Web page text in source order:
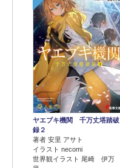
ヤエブキ機関 千万丈塔踏破
録２
著者 安里 アサト
イラスト necomi
世界観イラスト 尾崎 伊万